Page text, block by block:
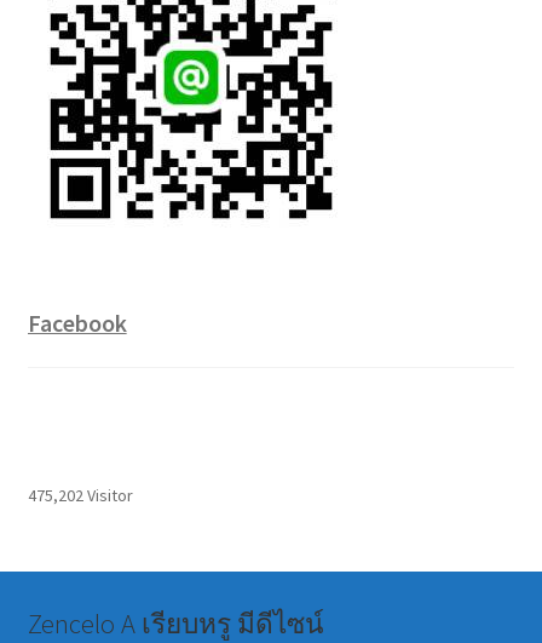
Facebook
475,202 Visitor
Zencelo A เรียบหรู มีดีไซน์